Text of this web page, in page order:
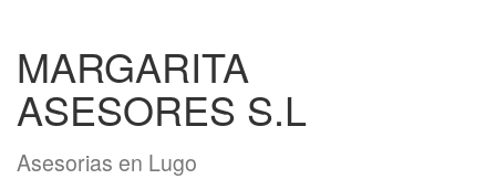
MARGARITA
ASESORES S.L
Asesorias en Lugo